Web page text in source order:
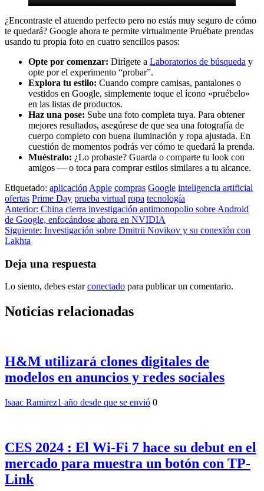
¿Encontraste el atuendo perfecto pero no estás muy seguro de cómo
te quedará? Google ahora te permite virtualmente Pruébate prendas
usando tu propia foto en cuatro sencillos pasos:
Opte por comenzar: Dirígete a Laboratorios de búsqueda y
opte por el experimento “probar”.
Explora tu estilo: Cuando compre camisas, pantalones o
vestidos en Google, simplemente toque el ícono «pruébelo»
en las listas de productos.
Haz una pose: Sube una foto completa tuya. Para obtener
mejores resultados, asegúrese de que sea una fotografía de
cuerpo completo con buena iluminación y ropa ajustada. En
cuestión de momentos podrás ver cómo te quedará la prenda.
Muéstralo: ¿Lo probaste? Guarda o comparte tu look con
amigos — o toca para comprar estilos similares a tu alcance.
Etiquetado: aplicación Apple compras Google inteligencia artificial
ofertas Prime Day prueba virtual ropa tecnología
Navegación
de
entradas
Anterior: China cierra investigación antimonopolio sobre Android
de Google, enfocándose ahora en NVIDIA
Siguiente: Investigación sobre Dmitrii Novikov y su conexión con
Lakhta
Deja una respuesta
Lo siento, debes estarconectado para publicar un comentario.
Noticias relacionadas
H&M utilizará clones digitales de
modelos en anuncios y redes sociales
Isaac Ramirez1 año desde que se envió 0
CES 2024 : El Wi-Fi 7 hace su debut en el
mercado para muestra un botón con TP-
Link